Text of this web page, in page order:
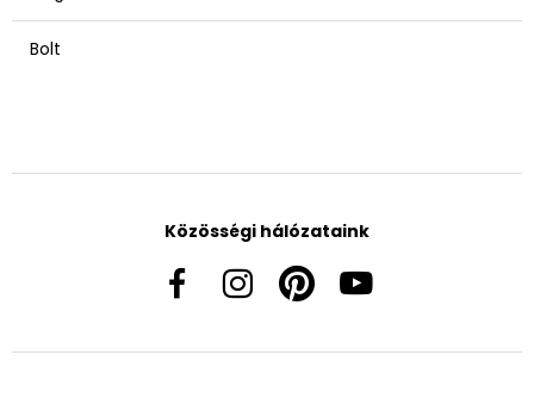
Bolt
Közösségi hálózataink